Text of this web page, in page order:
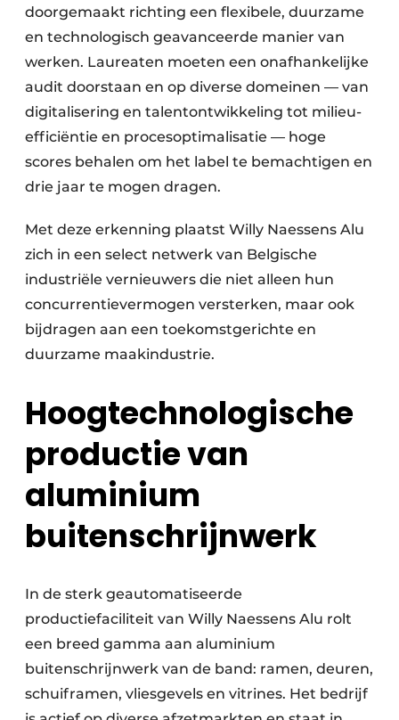
Software
Toegangscontrole
Veiligheid & Opleiding
Zonwering
doorgemaakt richting een flexibele, duurzame
en technologisch geavanceerde manier van
werken. Laureaten moeten een onafhankelijke
audit doorstaan en op diverse domeinen — van
digitalisering en talentontwikkeling tot milieu-
efficiëntie en procesoptimalisatie — hoge
scores behalen om het label te bemachtigen en
drie jaar te mogen dragen.
Met deze erkenning plaatst Willy Naessens Alu
zich in een select netwerk van Belgische
industriële vernieuwers die niet alleen hun
concurrentievermogen versterken, maar ook
bijdragen aan een toekomstgerichte en
duurzame maakindustrie.
Hoogtechnologische
productie van
aluminium
buitenschrijnwerk
In de sterk geautomatiseerde
productiefaciliteit van Willy Naessens Alu rolt
een breed gamma aan aluminium
buitenschrijnwerk van de band: ramen, deuren,
schuiframen, vliesgevels en vitrines. Het bedrijf